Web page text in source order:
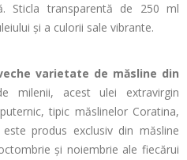
Sticla transparentă de 250 ml
și a culorii sale vibrante.
varietate de măsline din
milenii, acest ulei extravirgin
tipic măslinelor Coratina,
este produs exclusiv din măsline
și noiembrie ale fiecărui